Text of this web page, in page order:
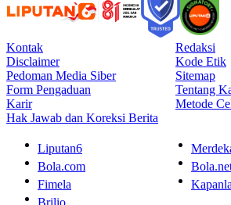
Kontak
Redaksi
Disclaimer
Kode Etik
Pedoman Media Siber
Sitemap
Form Pengaduan
Tentang
Karir
Metode
Hak Jawab dan Koreksi Berita
Liputan6
Bola.com
Fimela
Brilio